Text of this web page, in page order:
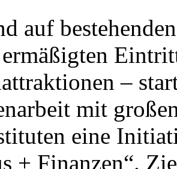
auf
–
mit
eine
+ Finanzen“.